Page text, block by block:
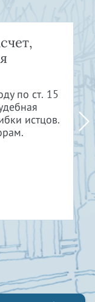
по ст. 15
истцов.